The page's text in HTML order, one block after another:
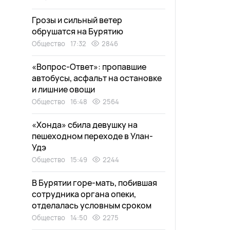
Грозы и сильный ветер
обрушатся на Бурятию
Общество 17:32 2846
«Вопрос-Ответ»: пропавшие
автобусы, асфальт на остановке
и лишние овощи
Общество 16:48 2564
«Хонда» сбила девушку на
пешеходном переходе в Улан-
Удэ
Общество 15:49 2244
В Бурятии горе-мать, побившая
сотрудника органа опеки,
отделалась условным сроком
Общество 14:50 2275